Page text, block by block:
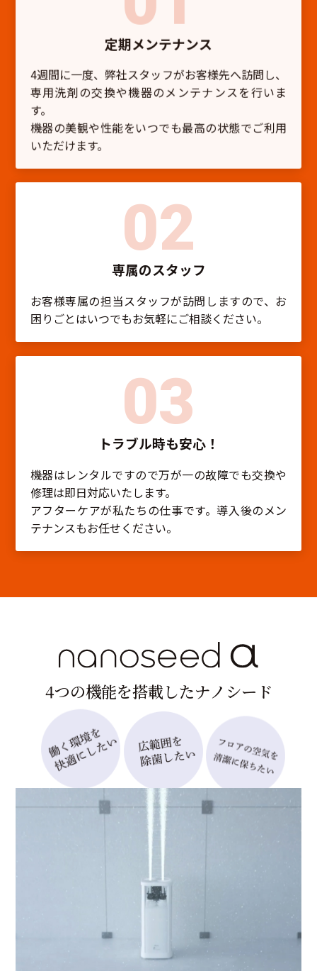
定期メンテナンス
4週間に一度、弊社スタッフがお客様先へ訪問し、
専用洗剤の交換や機器のメンテナンスを行いま
す。
機器の美観や性能をいつでも最高の状態でご利用
いただけます。
02
専属のスタッフ
お客様専属の担当スタッフが訪問しますので、お
困りごとはいつでもお気軽にご相談ください。
03
トラブル時も安心！
機器はレンタルですので万が一の故障でも交換や
修理は即日対応いたします。
アフターケアが私たちの仕事です。導入後のメン
テナンスもお任せください。
4つの機能を搭載したナノ シー ド